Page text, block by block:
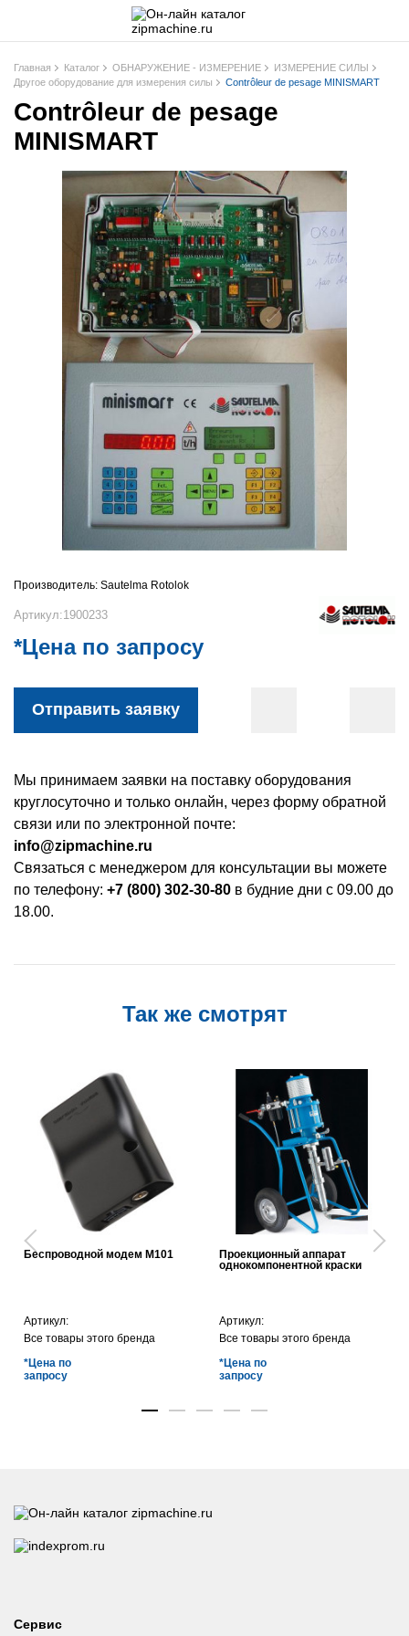
Главная Каталог ОБНАРУЖЕНИЕ - ИЗМЕРЕНИЕ
ИЗМЕРЕНИЕ СИЛЫ
Другое оборудование для измерения силы
Contrôleur de pesage MINISMART
Contrôleur de pesage
MINISMART
Производитель: Sautelma Rotolok
Артикул:1900233
*Цена по запросу
Отправить заявку
Мы принимаем заявки на поставку оборудования
круглосуточно и только онлайн, через форму обратной
связи или по электронной почте:
info@zipmachine.ru
Связаться с менеджером для консультации вы можете
по телефону: +7 (800) 302-30-80 в будние дни с 09.00 до
18.00.
Так же смотрят
Беспроводной модем M101
Артикул:
Все товары этого бренда
*Цена по
запросу
Проекционный аппарат
однокомпонентной краски
Артикул:
Все товары этого бренда
*Цена по
запросу
Сервис